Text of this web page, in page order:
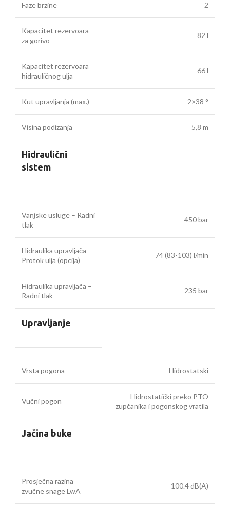
Faze brzine 2
Kapacitet rezervoara
za gorivo
82 l
Kapacitet rezervoara
hidrauličnog ulja
66 l
Kut upravljanja (max.) 2×38 °
Visina podizanja 5,8 m
Hidraulični
sistem
Vanjske usluge – Radni
tlak
450 bar
Hidraulika upravljača –
Protok ulja (opcija)
74 (83-103) l/min
Hidraulika upravljača –
Radni tlak
235 bar
Upravljanje
Vrsta pogona Hidrostatski
Vučni pogon
Hidrostatički preko PTO
zupčanika i pogonskog vratila
Jačina buke
Prosječna razina
zvučne snage LwA
100.4 dB(A)